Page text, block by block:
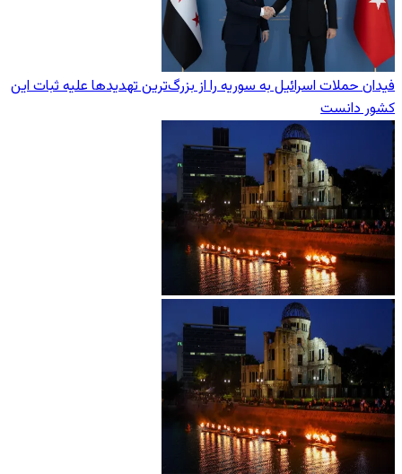
فیدان حملات اسرائیل به سوریه را از بزرگ‌ترین تهدیدها علیه ثبات این
کشور دانست